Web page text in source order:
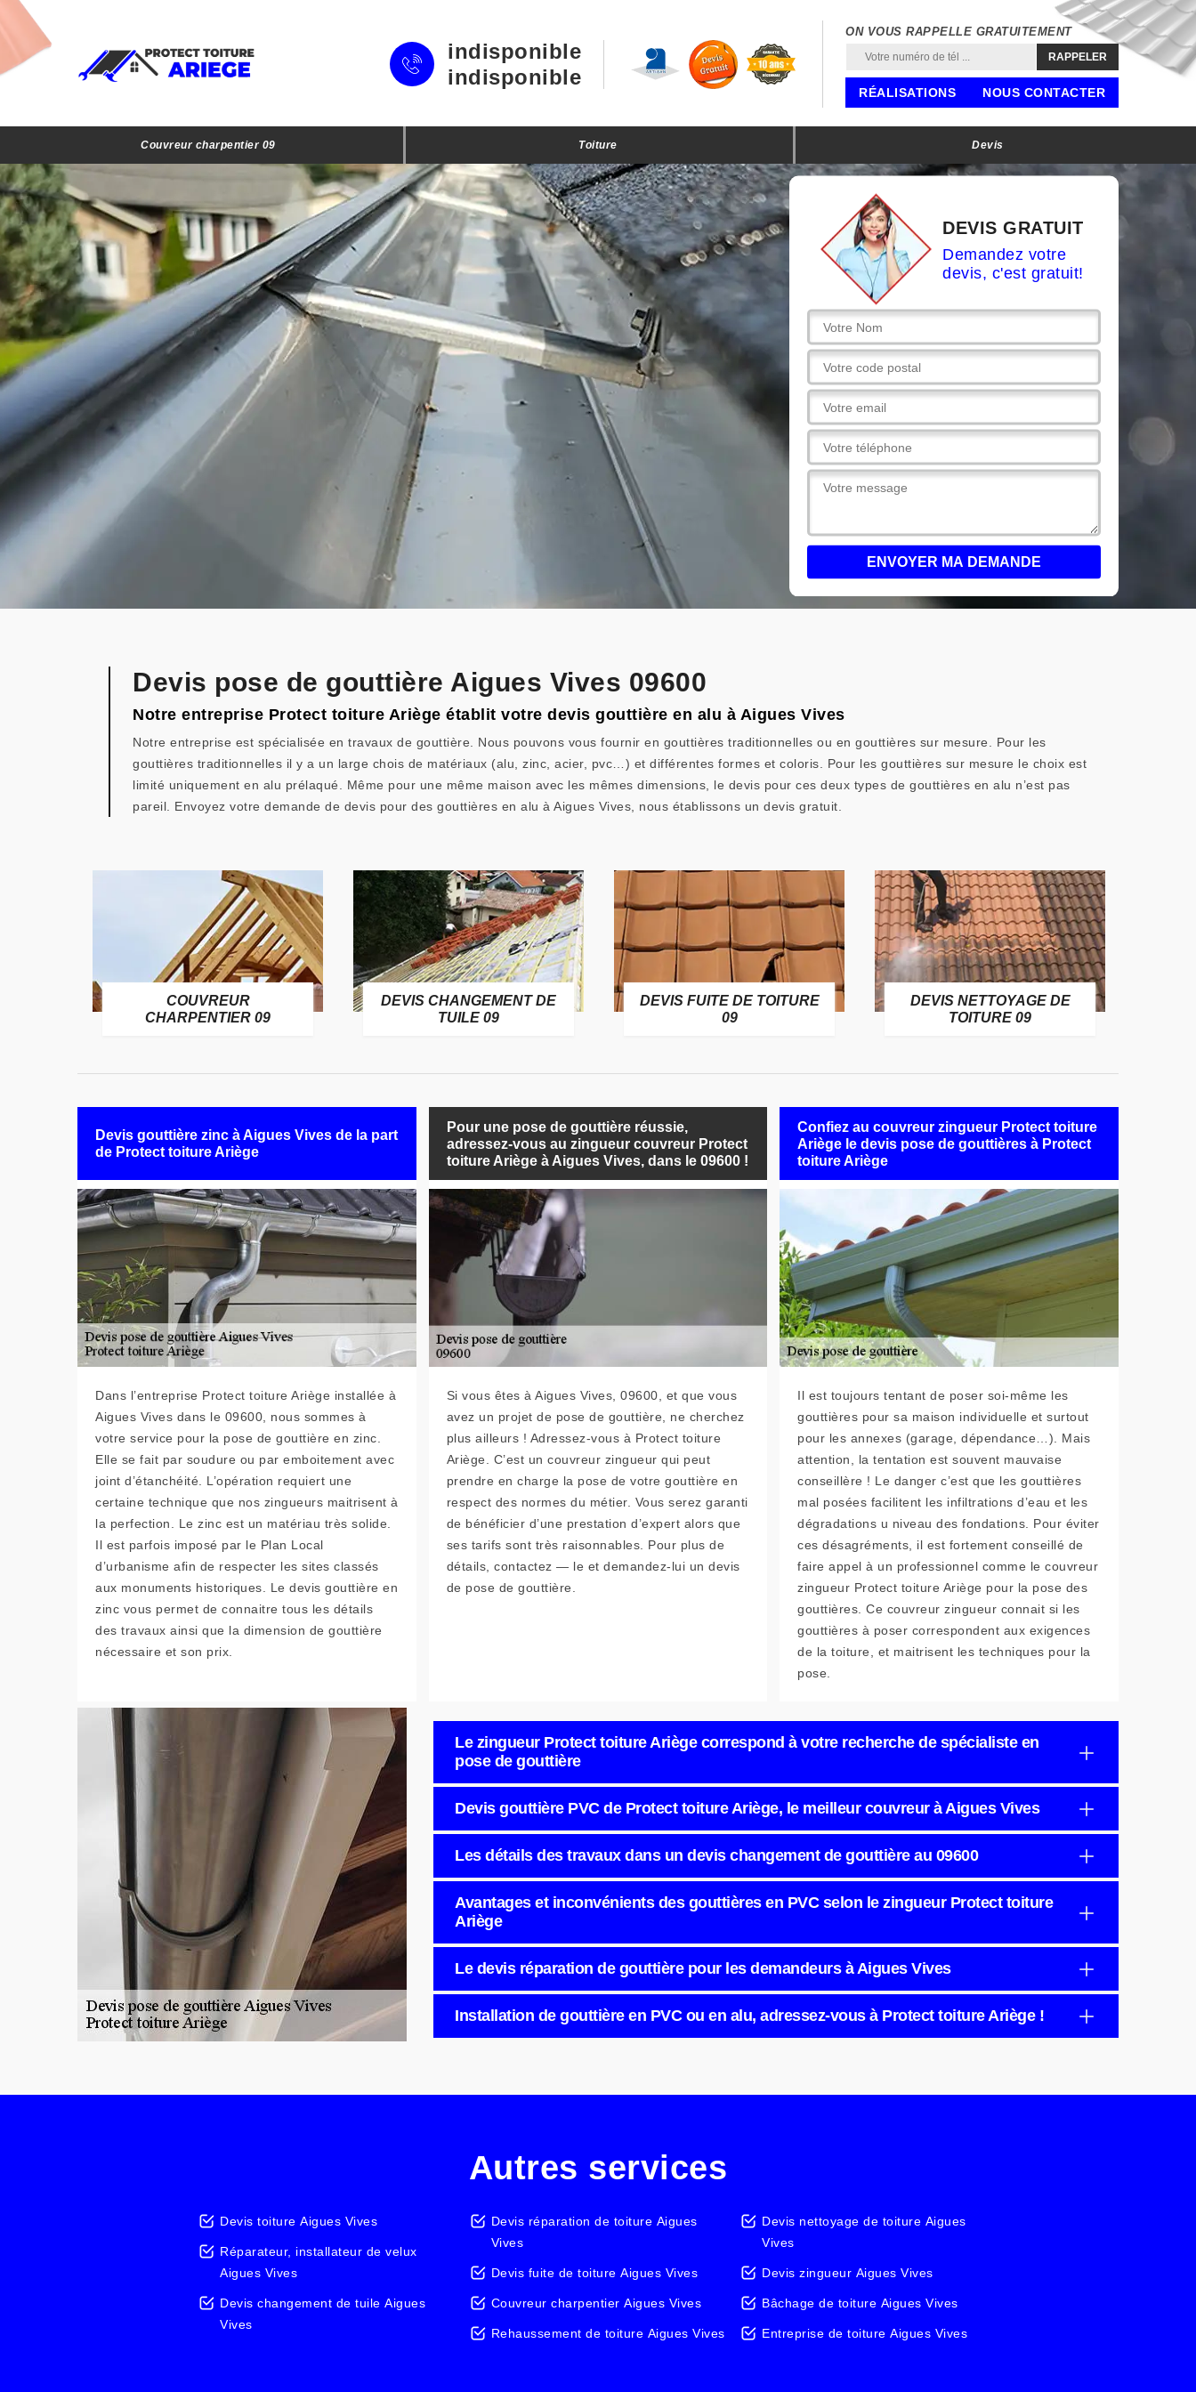
indisponible
indisponible
ON VOUS RAPPELLE GRATUITEMENT
RÉALISATIONS NOUS CONTACTER
Couvreur charpentier 09 Toiture Devis
DEVIS GRATUIT
Demandez votre
devis, c'est gratuit!
Devis pose de gouttière Aigues Vives 09600
Notre entreprise Protect toiture Ariège établit votre devis gouttière en alu à Aigues Vives
Notre entreprise est spécialisée en travaux de gouttière. Nous pouvons vous fournir en gouttières traditionnelles ou en gouttières sur mesure. Pour les
gouttières traditionnelles il y a un large chois de matériaux (alu, zinc, acier, pvc…) et différentes formes et coloris. Pour les gouttières sur mesure le choix est
limité uniquement en alu prélaqué. Même pour une même maison avec les mêmes dimensions, le devis pour ces deux types de gouttières en alu n’est pas
pareil. Envoyez votre demande de devis pour des gouttières en alu à Aigues Vives, nous établissons un devis gratuit.
COUVREUR
CHARPENTIER 09
DEVIS CHANGEMENT DE
TUILE 09
DEVIS FUITE DE TOITURE
09
DEVIS NETTOYAGE DE
TOITURE 09
Devis gouttière zinc à Aigues Vives de la part
de Protect toiture Ariège
Dans l’entreprise Protect toiture Ariège installée à
Aigues Vives dans le 09600, nous sommes à
votre service pour la pose de gouttière en zinc.
Elle se fait par soudure ou par emboitement avec
joint d’étanchéité. L’opération requiert une
certaine technique que nos zingueurs maitrisent à
la perfection. Le zinc est un matériau très solide.
Il est parfois imposé par le Plan Local
d’urbanisme afin de respecter les sites classés
aux monuments historiques. Le devis gouttière en
zinc vous permet de connaitre tous les détails
des travaux ainsi que la dimension de gouttière
nécessaire et son prix.
Pour une pose de gouttière réussie,
adressez-vous au zingueur couvreur Protect
toiture Ariège à Aigues Vives, dans le 09600 !
Si vous êtes à Aigues Vives, 09600, et que vous
avez un projet de pose de gouttière, ne cherchez
plus ailleurs ! Adressez-vous à Protect toiture
Ariège. C’est un couvreur zingueur qui peut
prendre en charge la pose de votre gouttière en
respect des normes du métier. Vous serez garanti
de bénéficier d’une prestation d’expert alors que
ses tarifs sont très raisonnables. Pour plus de
détails, contactez — le et demandez-lui un devis
de pose de gouttière.
Confiez au couvreur zingueur Protect toiture
Ariège le devis pose de gouttières à Protect
toiture Ariège
Il est toujours tentant de poser soi-même les
gouttières pour sa maison individuelle et surtout
pour les annexes (garage, dépendance…). Mais
attention, la tentation est souvent mauvaise
conseillère ! Le danger c’est que les gouttières
mal posées facilitent les infiltrations d’eau et les
dégradations u niveau des fondations. Pour éviter
ces désagréments, il est fortement conseillé de
faire appel à un professionnel comme le couvreur
zingueur Protect toiture Ariège pour la pose des
gouttières. Ce couvreur zingueur connait si les
gouttières à poser correspondent aux exigences
de la toiture, et maitrisent les techniques pour la
pose.
Le zingueur Protect toiture Ariège correspond à votre recherche de spécialiste en
pose de gouttière
Devis gouttière PVC de Protect toiture Ariège, le meilleur couvreur à Aigues Vives
Les détails des travaux dans un devis changement de gouttière au 09600
Avantages et inconvénients des gouttières en PVC selon le zingueur Protect toiture
Ariège
Le devis réparation de gouttière pour les demandeurs à Aigues Vives
Installation de gouttière en PVC ou en alu, adressez-vous à Protect toiture Ariège !
Autres services
Devis toiture Aigues Vives
Réparateur, installateur de velux
Aigues Vives
Devis changement de tuile Aigues
Vives
Devis réparation de toiture Aigues
Vives
Devis fuite de toiture Aigues Vives
Couvreur charpentier Aigues Vives
Rehaussement de toiture Aigues Vives
Devis nettoyage de toiture Aigues
Vives
Devis zingueur Aigues Vives
Bâchage de toiture Aigues Vives
Entreprise de toiture Aigues Vives